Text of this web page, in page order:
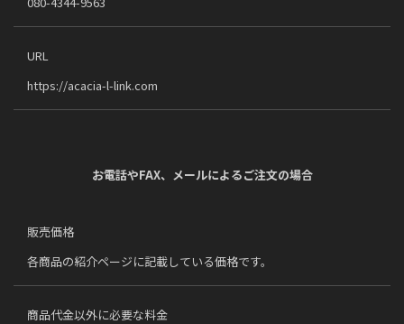
URL
https://acacia-l-link.com
お電話やFAX、メールによるご注文の場合
販売価格
各商品の紹介ページに記載している価格です。
商品代金以外に必要な料金